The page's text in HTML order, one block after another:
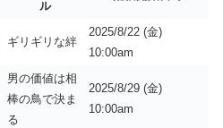
ル
ギリギリな絆
2025/8/22 (金)
10:00am
男の価値は相
棒の鳥で決ま
る
2025/8/29 (金)
10:00am